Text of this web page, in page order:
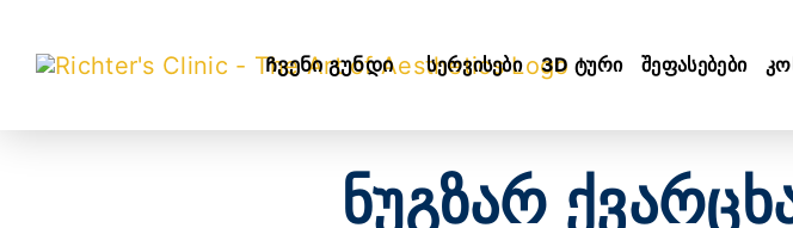
Ჩვენი გუნდი სერვისები 3D ტური შეფასებები
ნუგზარ